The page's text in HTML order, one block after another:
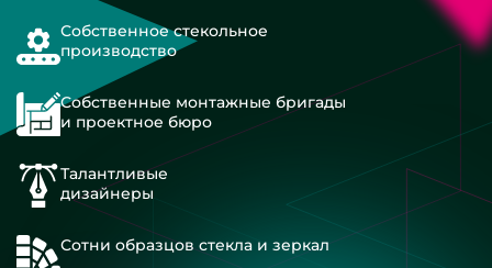
Собственное стекольное
производство
Собственные монтажные бригады
и проектное бюро
Талантливые
дизайнеры
Сотни образцов стекла и зеркал